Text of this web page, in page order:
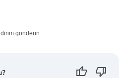
gönderin